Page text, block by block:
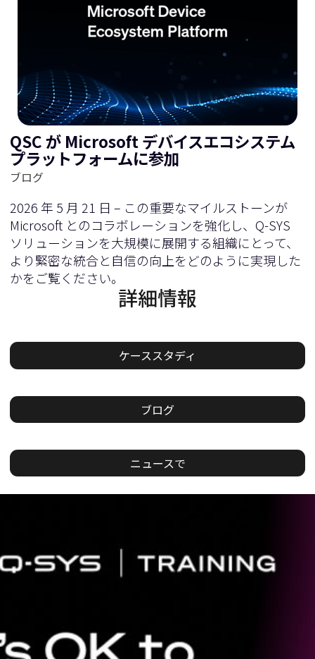
QSC が Microsoft デバイスエコシステム
プラットフォームに参加
ブログ
2026 年 5 月 21 日 – この重要なマイルストーンが
Microsoft とのコラボレーションを強化し、Q-SYS
ソリューションを大規模に展開する組織にとって、
より緊密な統合と自信の向上をどのように実現した
かをご覧ください。
詳細情報
ケーススタディ
ブログ
ニュースで
ス
ド：
1